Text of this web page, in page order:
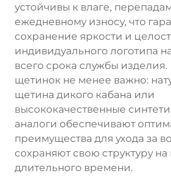
устойчивы к влаге,
ежедневному износу, что
сохранение яркости и
индивидуального логотипа
всего срока службы изделия.
щетинок не менее важно:
щетина дикого кабана или
высококачественные
аналоги обеспечивают
преимущества для ухода за
сохраняют свою структуру
длительного времени.